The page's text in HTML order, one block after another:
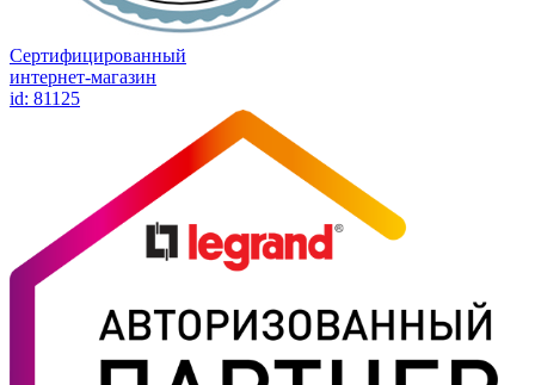
Сертифицированный
интернет-магазин
id: 81125